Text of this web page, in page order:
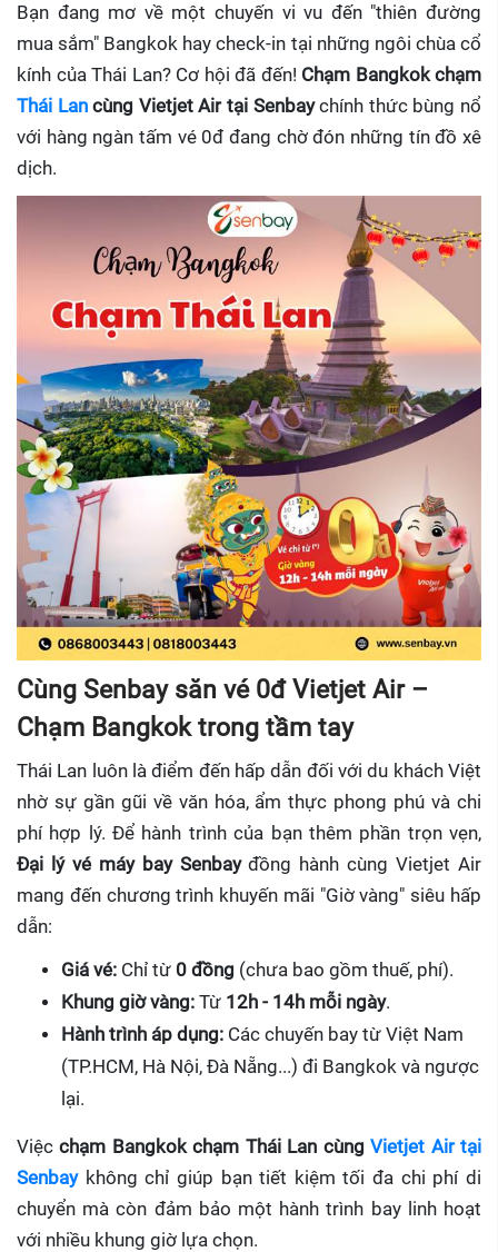
Bạn đang mơ về một chuyến vi vu đến "thiên đường
mua sắm" Bangkok hay check-in tại những ngôi chùa cổ
kính của Thái Lan? Cơ hội đã đến! Chạm Bangkok chạm
Thái Lancùng Vietjet Air tại Senbaychính thức bùng nổ
với hàng ngàn tấm vé 0đ đang chờ đón những tín đồ xê
dịch.
Cùng Senbay săn vé 0đ Vietjet Air –
Chạm Bangkok trong tầm tay
Thái Lan luôn là điểm đến hấp dẫn đối với du khách Việt
nhờ sự gần gũi về văn hóa, ẩm thực phong phú và chi
phí hợp lý. Để hành trình của bạn thêm phần trọn vẹn,
Đại lý vé máy bay Senbayđồng hành cùng Vietjet Air
mang đến chương trình khuyến mãi "Giờ vàng" siêu hấp
dẫn:
Giá vé: Chỉ từ 0 đồng (chưa bao gồm thuế, phí).
Khung giờ vàng: Từ 12h - 14h mỗi ngày.
Hành trình áp dụng: Các chuyến bay từ Việt Nam
(TP.HCM, Hà Nội, Đà Nẵng...) đi Bangkok và ngược
lại.
Việcchạm Bangkok chạm Thái Lan cùngVietjet Air tại
Senbaykhông chỉ giúp bạn tiết kiệm tối đa chi phí di
chuyển mà còn đảm bảo một hành trình bay linh hoạt
với nhiều khung giờ lựa chọn.